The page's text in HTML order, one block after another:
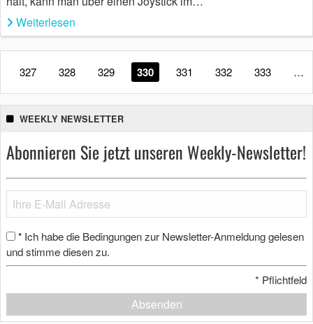
Weiterlesen
327 328 329 330 331 332 333 …
WEEKLY NEWSLETTER
Abonnieren Sie jetzt unseren Weekly-Newsletter!
* Ich habe die Bedingungen zur Newsletter-Anmeldung gelesen
und stimme diesen zu.
* Pflichtfeld
Absenden